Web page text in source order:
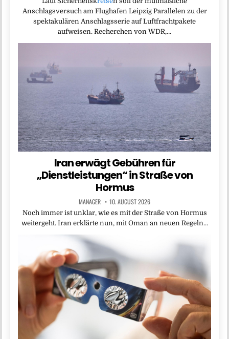
Anschlagsversuch am Flughafen Leipzig Parallelen zu der
spektakulären Anschlagsserie auf Luftfrachtpakete
aufweisen. Recherchen von WDR,…
Iran erwägt Gebühren für
„Dienstleistungen“ in Straße von
Hormus
MANAGER 10. AUGUST 2026
Noch immer ist unklar, wie es mit der Straße von Hormus
weitergeht. Iran erklärte nun, mit Oman an neuen Regeln…